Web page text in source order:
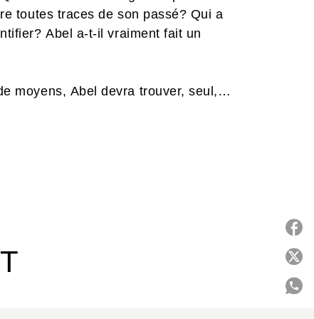
toutes traces de son passé? Qui a
Abel a-t-il vraiment fait un
moyens, Abel devra trouver, seul,